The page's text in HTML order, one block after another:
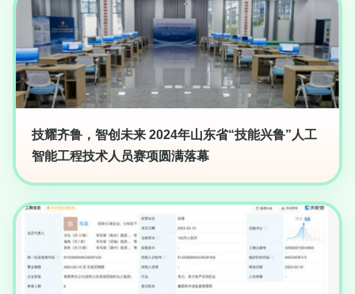
技耀齐鲁，智创未来 2024年山东省“技能兴鲁”人工
智能工程技术人员赛项圆满落幕